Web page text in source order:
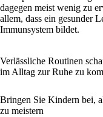
dagegen meist wenig zu
allem, dass ein gesunder
Immunsystem bildet.
Verlässliche Routinen
im Alltag zur Ruhe zu
Bringen Sie Kindern bei,
zu meistern